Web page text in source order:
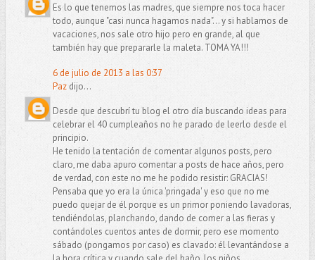
Es lo que tenemos las madres, que siempre nos toca hacer
todo, aunque "casi nunca hagamos nada"... y si hablamos de
vacaciones, nos sale otro hijo pero en grande, al que
también hay que prepararle la maleta. TOMA YA!!!
6 de julio de 2013 a las 0:37
Pazdijo...
Desde que descubrí tu blog el otro día buscando ideas para
celebrar el 40 cumpleaños no he parado de leerlo desde el
principio.
He tenido la tentación de comentar algunos posts, pero
claro, me daba apuro comentar a posts de hace años, pero
de verdad, con este no me he podido resistir: GRACIAS!
Pensaba que yo era la única 'pringada' y eso que no me
puedo quejar de él porque es un primor poniendo lavadoras,
tendiéndolas, planchando, dando de comer a las fieras y
contándoles cuentos antes de dormir, pero ese momento
sábado (pongamos por caso) es clavado: él levantándose a